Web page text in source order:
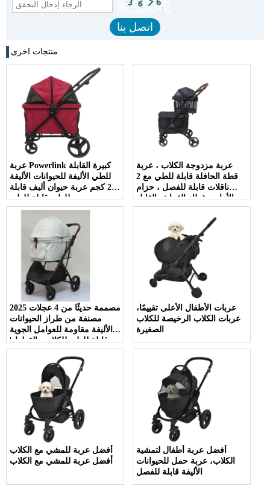
منتجات اخرى
عربة Powerlink كبيرة القابلة
للطي الأليفة للحيوانات الأليفة
25 كجم عربة حيوان أليف قابلة
للطي قابلة للطي
عربة مزدوجة الكلاب ، عربة
قطة الحافلة قابلة للطي مع 2
ناقلات قابلة للفصل ، حزام
الأمان ، غطاء القماش القابل
للغسل. وسادات قابلة للإزالة
2025 مصممة حديثًا من 4 عجلات
مصنفة من طراز الحيوانات
الأليفة مقاومة للعوامل الجوية
وقابلة للطي للكلاب والقطط |
سفر آمن ومغامرات في الهواء
عربات الأطفال الأعلى تقييمًا،
عربات الكلاب الرخيصة للكلاب
الصغيرة
أفضل عربة للمشي مع الكلاب
أفضل عربة للمشي مع الكلاب
أفضل عربة أطفال لتمشية
الكلاب، عربة حمل للحيوانات
الأليفة قابلة للفصل